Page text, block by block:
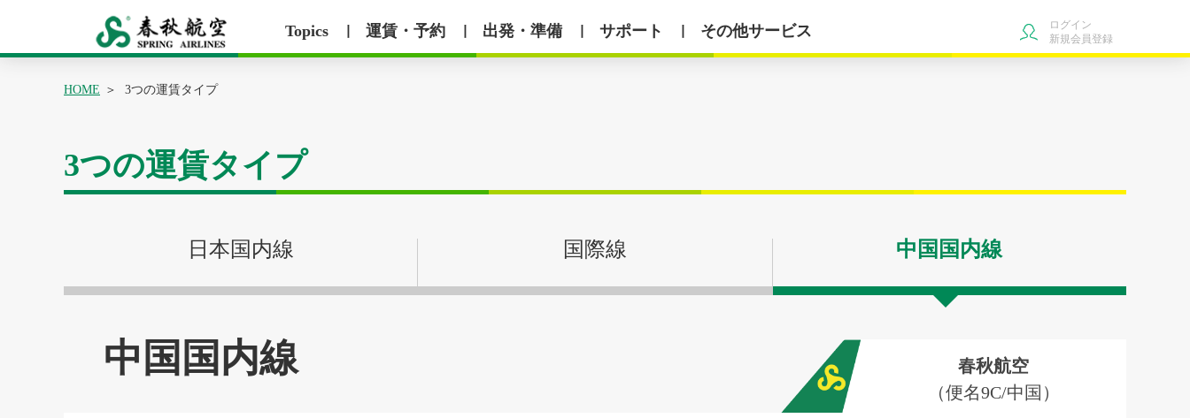
Topics 運賃・予約 出発・準備 サポート その他サービス
ログイン
新規会員登録
HOME 3つの運賃タイプ
3つの運賃タイプ
日本国内線 国際線 中国国内線
中国国内線
春秋航空
（便名9C/中国）